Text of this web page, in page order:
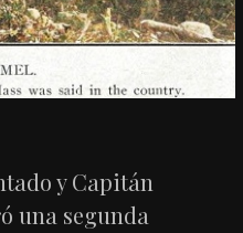
y Capitán
una segunda